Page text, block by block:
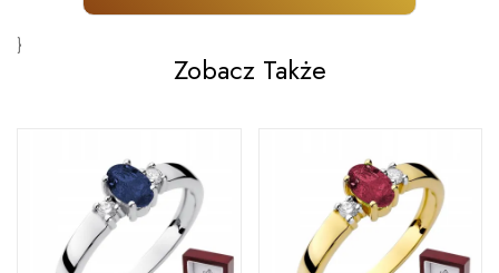
}
Zobacz Także